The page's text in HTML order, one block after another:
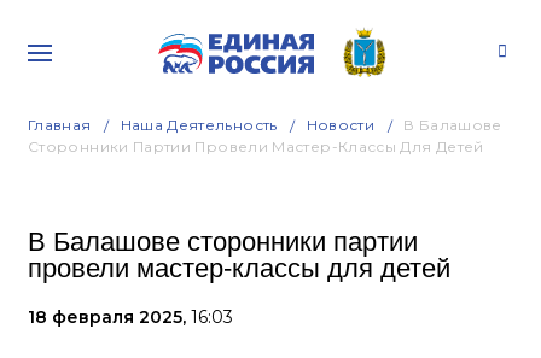
Главная Наша Деятельность Новости
В Балашове
Сторонники Партии Провели Мастер-Классы Для Детей
В Балашове сторонники партии
провели мастер-классы для детей
18 февраля 2025, 16:03